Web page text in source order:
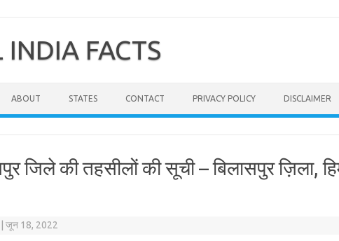
INDIA FACTS
ABOUT STATES CONTACT PRIVACY POLICY DISCLAIMER
जिले की तहसीलों की सूची – बिलासपुर ज़िला,
जून 18, 2022